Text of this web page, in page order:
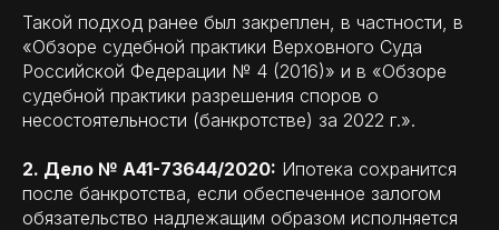
Такой подход ранее был закреплен, в частности, в
«Обзоре судебной практики Верховного Суда
Российской Федерации № 4 (2016)» и в «Обзоре
судебной практики разрешения споров о
несостоятельности (банкротстве) за 2022 г.».
2. Дело № А41-73644/2020: Ипотека сохранится
после банкротства, если обеспеченное залогом
обязательство надлежащим образом исполняется